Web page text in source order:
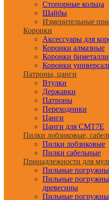
Стопорные кольца
Шайбы
Измерительные
Коронки
Аксессуары для
Коронки алмазные
Коронки
Коронки
Патроны, цанги
Втулки
Державки
Патроны
Переходники
Цанги
Цанги для CMT7E
Пилки лобзиковые,
Пилки лобзиковые
Пилки сабельные
Принадлежности для
Пильные
Пильные
древесины
Пильные